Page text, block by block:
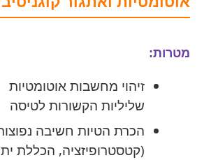
מטרות:
זיהוי מחשבות אוטומטיות
שליליות הקשורות לטיסה
הכרת הטיות חשיבה
(קטסטרופיזציה, הכללת